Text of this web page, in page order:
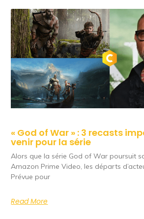
« God of War » : 3 recasts
venir pour la série
Alors que la série God of War poursuit
Amazon Prime Video, les départs
Prévue pour
Read More